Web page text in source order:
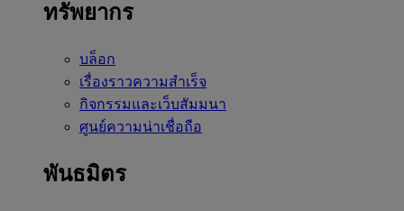
ทรัพยากร
บล็อก
เรื่องราวความสำเร็จ
กิจกรรมและเว็บสัมมนา
ศูนย์ความน่าเชื่อถือ
พันธมิตร